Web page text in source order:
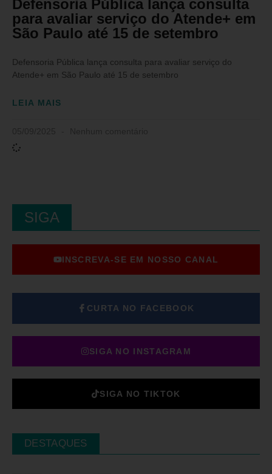
Defensoria Pública lança consulta
para avaliar serviço do Atende+ em
São Paulo até 15 de setembro
Defensoria Pública lança consulta para avaliar serviço do
Atende+ em São Paulo até 15 de setembro
LEIA MAIS
SIGA
INSCREVA-SE EM NOSSO CANAL
CURTA NO FACEBOOK
SIGA NO INSTAGRAM
SIGA NO TIKTOK
DESTAQUES